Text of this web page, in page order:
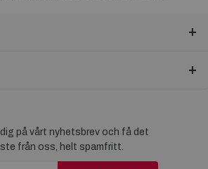
på vårt nyhetsbrev och få det
från oss, helt spamfritt.